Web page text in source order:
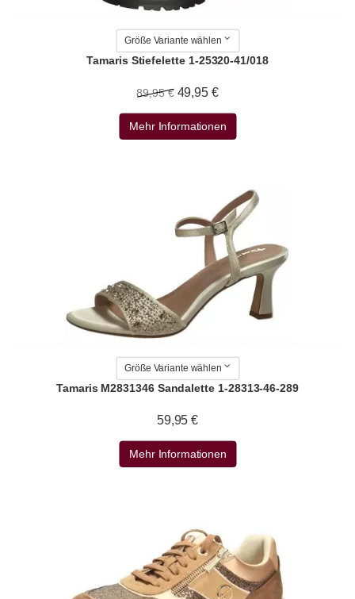
Größe Variante wählen
Tamaris Stiefelette 1-25320-41/018
89,95 € 49,95 €
Mehr Informationen
Größe Variante wählen
Tamaris M2831346 Sandalette 1-28313-46-289
59,95 €
Mehr Informationen